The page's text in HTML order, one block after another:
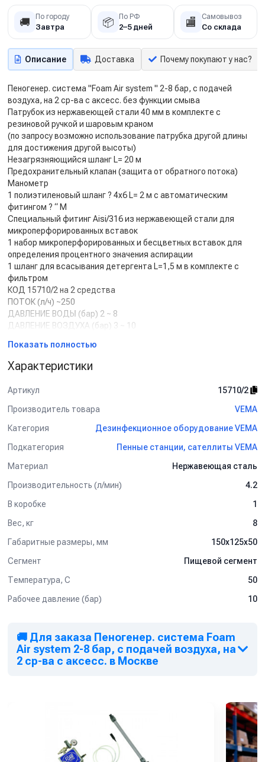
🚚 По городу
Завтра 📦 По РФ
2–5 дней 🏬 Самовывоз
Со склада
Описание Доставка Почему покупают у нас?
Пеногенер. система "Foam Air system " 2-8 бар, с подачей
воздуха, на 2 ср-ва с аксесс. без функции смыва
Патрубок из нержавеющей стали 40 мм в комплекте с
резиновой ручкой и шаровым краном
(по запросу возможно использование патрубка другой длины
для достижения другой высоты)
Незагрязняющийся шланг L= 20 м
Предохранительный клапан (защита от обратного потока)
Манометр
1 полиэтиленовый шланг ? 4x6 L= 2 м с автоматическим
фитингом ? “ M
Специальный фитинг Aisi/316 из нержавеющей стали для
микроперфорированных вставок
1 набор микроперфорированных и бесцветных вставок для
определения процентного значения аспирации
1 шланг для всасывания детергента L=1,5 м в комплекте с
фильтром
КОД 15710/2 на 2 средства
ПОТОК (л/ч) ~250
ДАВЛЕНИЕ ВОДЫ (бар) 2 ~ 8
ДАВЛЕНИЕ ВОЗДУХА (бар) 3 ~ 10
ВЕС (кг) 8
РАЗМЕРЫ ДxВxГ (мм) 150x125x50
МАКСИМАЛЬНАЯ ТЕМПЕРАТУРА ВОДЫ НА ВХОДЕ 50 °C
Показать полностью
Характеристики
Артикул
15710/2
Производитель товара
VEMA
Категория
Дезинфекционное оборудование VEMA
Подкатегория
Пенные станции, сателлиты VEMA
Материал
Нержавеющая сталь
Производительность (л/мин)
4.2
В коробке
1
Вес, кг
8
Габаритные размеры, мм
150x125x50
Сегмент
Пищевой сегмент
Температура, C
50
Рабочее давление (бар)
10
🚚 Для заказа Пеногенер. система Foam
Air system 2-8 бар, с подачей воздуха, на
2 ср-ва с аксесс. в Москве